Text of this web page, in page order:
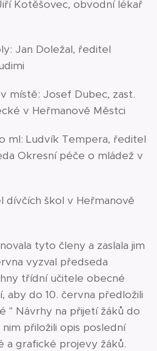
Kotěšovec, obvodní lékař
Jan Doležal, ředitel
místě: Josef Dubec, zast.
v Heřmanově Městci
ml: Ludvík Tempera, ředitel
Okresní péče o mládež v
dívčích škol v Heřmanově
tyto členy a zaslala jim
vyzval předseda
třídní učitele obecné
aby do 10. června předložili
" Návrhy na přijetí žáků do
přiložili opis poslední
a grafické projevy žáků.